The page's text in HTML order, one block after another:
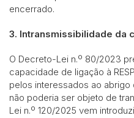
encerrado.
3. Intransmissibilidade da
O Decreto-Lei n.º 80/2023
capacidade de ligação à
pelos interessados ao
não poderia ser objeto de
Lei n.º 120/2025 vem